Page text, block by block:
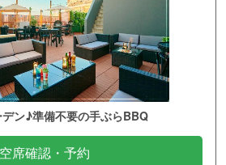
ン♪準備不要の手ぶらBBQ
空席確認・予約